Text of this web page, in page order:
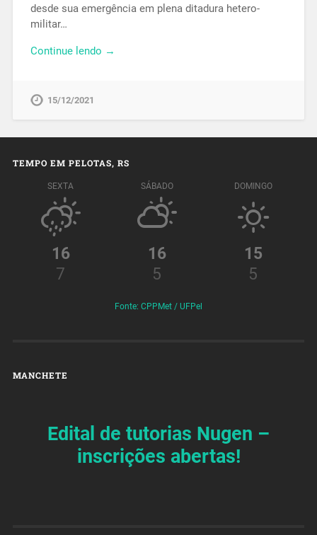
desde sua emergência em plena ditadura hetero-
militar…
Continue lendo →
15/12/2021
TEMPO EM PELOTAS, RS
SEXTA
16
7
SÁBADO
16
5
DOMINGO
15
5
Fonte: CPPMet / UFPel
MANCHETE
Edital de tutorias Nugen –
inscrições abertas!